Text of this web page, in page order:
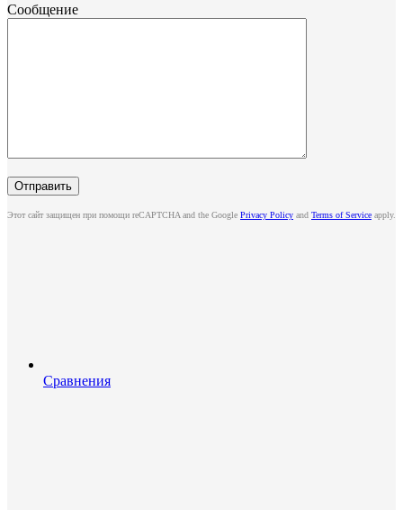
Сообщение
Этот сайт защищен при помощи reCAPTCHA and the Google Privacy Policy and Terms of Service apply.
Сравнения